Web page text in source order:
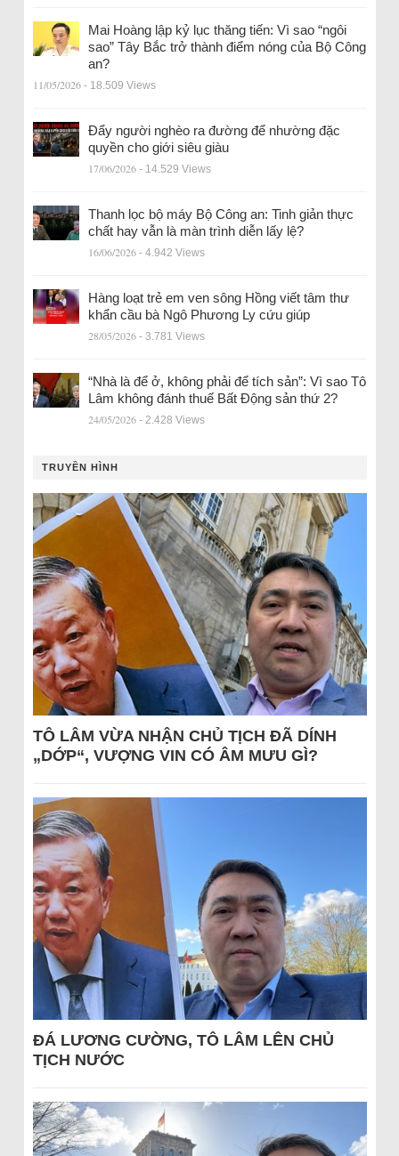
Mai Hoàng lập kỷ lục thăng tiến: Vì sao “ngôi
sao” Tây Bắc trở thành điểm nóng của Bộ Công
an?
11/05/2026 - 18.509 Views
Đẩy người nghèo ra đường để nhường đặc
quyền cho giới siêu giàu
17/06/2026 - 14.529 Views
Thanh lọc bộ máy Bộ Công an: Tinh giản thực
chất hay vẫn là màn trình diễn lấy lệ?
16/06/2026 - 4.942 Views
Hàng loạt trẻ em ven sông Hồng viết tâm thư
khẩn cầu bà Ngô Phương Ly cứu giúp
28/05/2026 - 3.781 Views
“Nhà là để ở, không phải để tích sản”: Vì sao Tô
Lâm không đánh thuế Bất Động sản thứ 2?
24/05/2026 - 2.428 Views
TRUYỀN HÌNH
TÔ LÂM VỪA NHẬN CHỦ TỊCH ĐÃ DÍNH
„DỚP“, VƯỢNG VIN CÓ ÂM MƯU GÌ?
ĐÁ LƯƠNG CƯỜNG, TÔ LÂM LÊN CHỦ
TỊCH NƯỚC